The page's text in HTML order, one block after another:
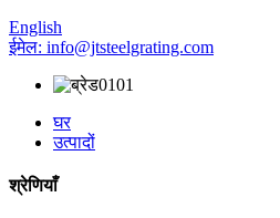
English
ईमेल: info@jtsteelgrating.com
घर
उत्पादों
श्रेणियाँ